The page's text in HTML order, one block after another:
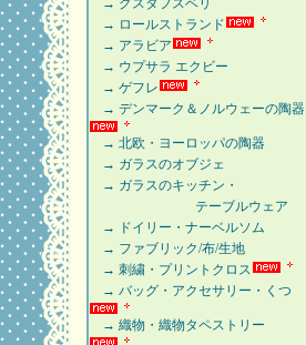
→ グスタフスベリ
→ ロールストランド
→ アラビア
→ ウプサラ エクビー
→ ゲフレ
→ デンマーク＆ノルウェーの陶器
→ 北欧・ヨーロッパの陶器
→ ガラスのオブジェ
→ ガラスのキッチン・
テーブルウェア
→ ドイリー・ナーベルソム
→ ファブリック/布/生地
→ 刺繍・プリントクロス
→ バッグ・アクセサリー・くつ
→ 織物・織物タペストリー